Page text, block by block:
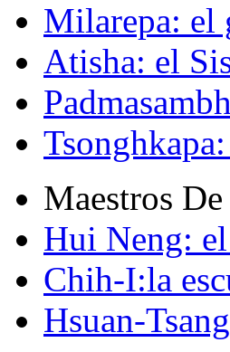
Milarepa: el
Atisha: el
Maestros
Hui Neng:
Chih-I:la
Hsuan-